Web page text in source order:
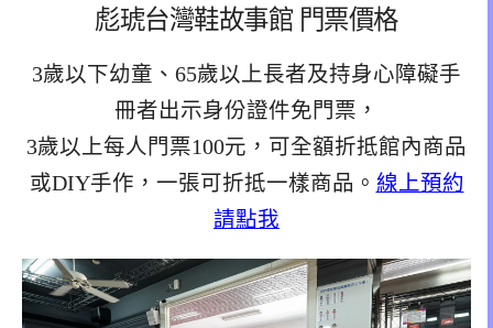
彪琥台灣鞋故事館 門票價格
3歲以下幼童、65歲以上長者及持身心障礙手
冊者出示身份證件免門票，
3歲以上每人門票100元，可全額折抵館內商品
或DIY手作，一張可折抵一樣商品。 線上預約
請點我